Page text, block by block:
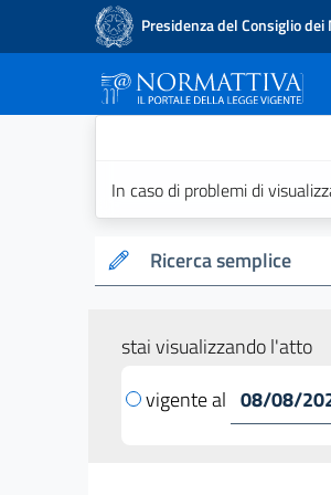
Presidenza del Consiglio
In caso di problemi di
Ricerca semplice
stai visualizzando l'atto
vigente al